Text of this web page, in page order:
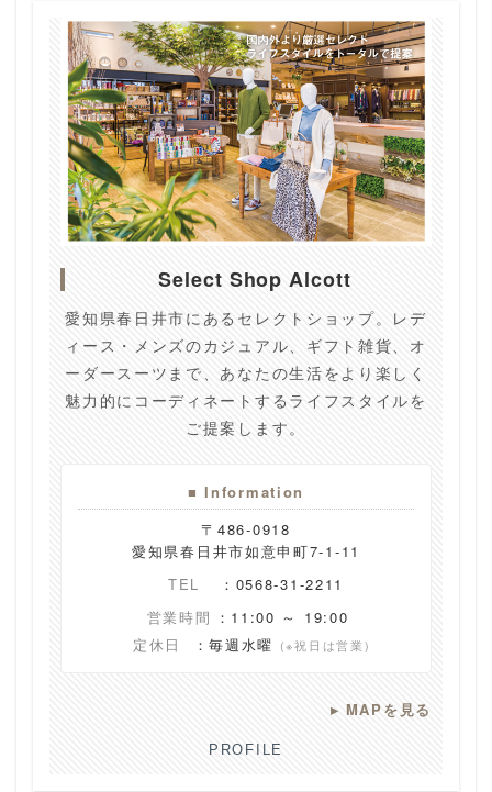
Select Shop Alcott
愛知県春日井市にあるセレクトショップ。レデ
ィース・メンズのカジュアル、ギフト雑貨、オ
ーダースーツまで、あなたの生活をより楽しく
魅力的にコーディネートするライフスタイルを
ご提案します。
■ Information
〒486-0918
愛知県春日井市如意申町7-1-11
TEL
：0568-31-2211
営業時間 ：11:00 ～ 19:00
定休日
：毎週水曜 (※祝日は営業)
▸ MAPを見る
PROFILE